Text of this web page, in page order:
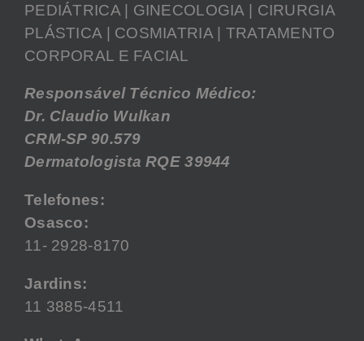
PEDIÁTRICA | GINECOLOGIA | CIRURGIA
PLÁSTICA | COSMIATRIA | TRATAMENTO
CORPORAL E FACIAL
Responsável Técnico Médico:
Dr. Claudio Wulkan
CRM-SP 90.579
Dermatologista RQE 39944
Telefones:
Osasco:
11- 2928-8170
Jardins:
11 3885-4511